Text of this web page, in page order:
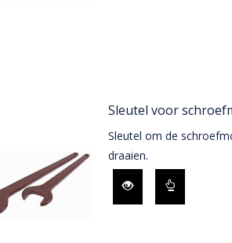
Sleutel voor
Sleutel om de
draaien.